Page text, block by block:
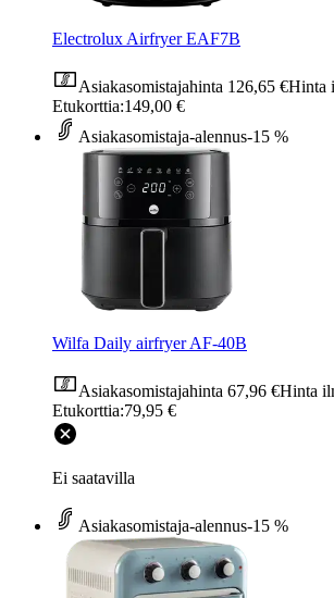
Electrolux Airfryer EAF7B
Asiakasomistajahinta 126,65 €Hinta
Etukorttia:149,00 €
Asiakasomistaja-alennus-15 %
Wilfa Daily airfryer AF-40B
Asiakasomistajahinta 67,96 €Hinta
Etukorttia:79,95 €
Ei saatavilla
Asiakasomistaja-alennus-15 %